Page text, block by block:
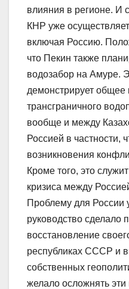
влияния в регионе. И
КНР уже
включая Россию.
что Пекин также
водозабор на Амуре.
демонстрирует общее
трансграничного
вообще и между
Россией в частности,
возникновения
Кроме того, это
кризиса между
Проблему для России
руководство сделало
восстановление
республиках СССР и
собственных
желало осложнять